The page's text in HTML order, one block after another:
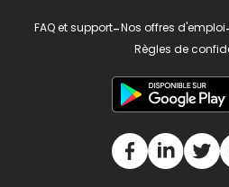
FAQ et support-Nos offres d'emploi
Règles de